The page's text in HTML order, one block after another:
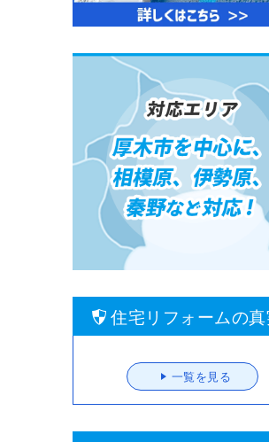
住宅リフォームの
一覧を見る